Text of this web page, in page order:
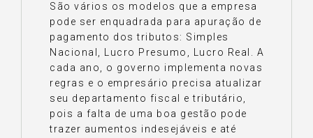
São vários os modelos que a empresa
pode ser enquadrada para apuração de
pagamento dos tributos: Simples
Nacional, Lucro Presumo, Lucro Real. A
cada ano, o governo implementa novas
regras e o empresário precisa atualizar
seu departamento fiscal e tributário,
pois a falta de uma boa gestão pode
trazer aumentos indesejáveis e até